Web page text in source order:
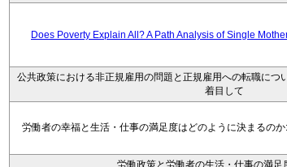
Does Poverty Explain All? A Path Analysis of Single
公共政策における非正規雇用の問題と正規雇用への転職につ
着目して
労働者の幸福と生活・仕事の満足度はどのように決まるの
労働政策と労働者の生活・仕事の満足